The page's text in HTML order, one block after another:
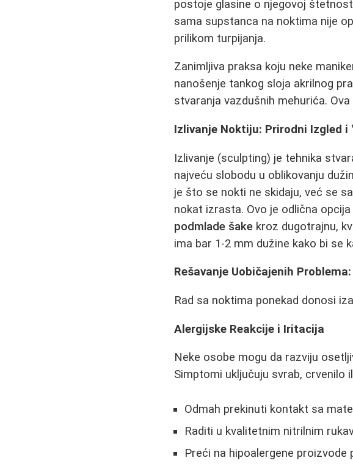
postoje glasine o njegovoj
sama supstanca na noktima nije
prilikom turpijanja.
Zanimljiva praksa koju neke
nanošenje tankog sloja akrilnog
stvaranja vazdušnih mehurića.
Izlivanje Noktiju: Prirodni Izgled i
Izlivanje (sculpting) je tehnika
najveću slobodu u oblikovanju
je što se nokti ne skidaju, već se
nokat izrasta. Ovo je odlična
podmlade šake kroz dugotrajnu,
ima bar 1-2 mm dužine kako bi se
Rešavanje Uobičajenih
Rad sa noktima ponekad donosi
Alergijske Reakcije i Iritacija
Neke osobe mogu da razviju
Simptomi uključuju svrab, crvenilo
Odmah prekinuti kontakt sa
Raditi u kvalitetnim nitrilnim
Preći na hipoalergene